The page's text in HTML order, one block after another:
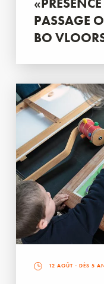
PASSAGE
BO
12 AOÛT - DÈS 5